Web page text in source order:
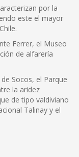
por la
este el mayor
Ferrer, el Museo
de alfarería
Socos, el Parque
la aridez
de tipo valdiviano
Talinay y el